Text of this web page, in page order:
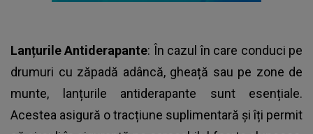
Lanțurile Antiderapante: În cazul în care conduci pe
drumuri cu zăpadă adâncă, gheață sau pe zone de
munte, lanțurile antiderapante sunt esențiale.
Acestea asigură o tracțiune suplimentară și îți permit